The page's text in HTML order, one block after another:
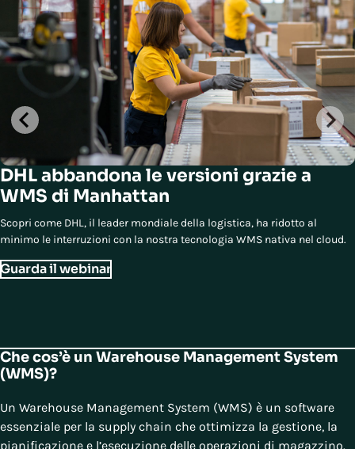
DHL abbandona le versioni grazie a
WMS di Manhattan
Scopri come DHL, il leader mondiale della logistica, ha ridotto al
minimo le interruzioni con la nostra tecnologia WMS nativa nel cloud.
Guarda il webinar
Che cos’è un Warehouse Management System
(WMS)?
Un Warehouse Management System (WMS) è un software
essenziale per la supply chain che ottimizza la gestione, la
pianificazione e l’esecuzione delle operazioni di magazzino.